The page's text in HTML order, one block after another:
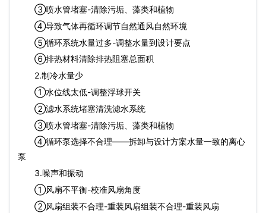
③喷水管堵塞-清除污垢、藻类和植物
④导致气体再循环调节自然通风自然环境
⑤循环系统水量过多-调整水量到设计要点
⑥排热材料清除排热阻塞总面积
2.制冷水量少
①水位线太低-调整浮球开关
②滤水系统堵塞清洗滤水系统
③喷水管堵塞-清除污垢、藻类和植物
④循环泵选择不合理——拆卸与设计方案水量一致的离心
泵
3.噪声和振动
①风扇不平衡-校准风扇角度
②风扇组装不合理-重装风扇组装不合理-重装风扇